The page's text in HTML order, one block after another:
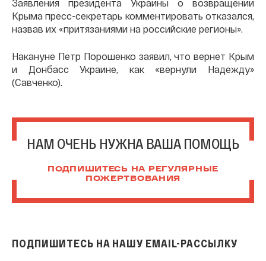
Заявления президента Украины о возвращении
Крыма пресс-секретарь комментировать отказался,
назвав их «притязаниями на российские регионы».
Накануне Петр Порошенко заявил, что вернет Крым
и Донбасс Украине, как «вернули Надежду»
(Савченко).
НАМ ОЧЕНЬ НУЖНА ВАША ПОМОЩЬ
ПОДПИШИТЕСЬ НА РЕГУЛЯРНЫЕ
ПОЖЕРТВОВАНИЯ
ПОДПИШИТЕСЬ НА НАШУ EMAIL-РАССЫЛКУ